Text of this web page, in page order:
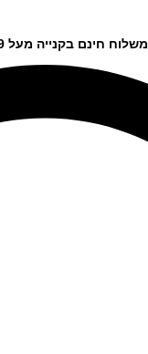
משלוח חינם בקנייה מעל 399 שקלים